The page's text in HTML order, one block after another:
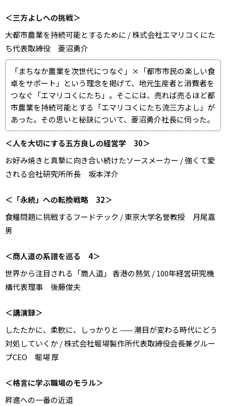
＜三方よしへの挑戦＞
大都市農業を持続可能とするために / 株式会社エマリコくにた
ち代表取締役 菱沼勇介
「まちなか農業を次世代につなぐ」×「都市市民の楽しい食
卓をサポート」という理念を掲げて、地元生産者と消費者を
つなぐ「エマリコくにたち」。そこには、売れば売るほど都
市農業を持続可能とする「エマリコくにたち流三方よし」が
あった。その思いと秘訣について、菱沼勇介社長に伺った。
＜人を大切にする五方良しの経営学 30＞
お好み焼きと真摯に向き合い続けたソースメーカー / 強くて愛
される会社研究所所長 坂本洋介
＜「永続」への転換戦略 32＞
食糧問題に挑戦するフードテック / 東京大学名誉教授 月尾嘉
男
＜商人道の系譜を巡る 4＞
世界から注目される「商人道」―― 香港の熱気 / 100年経営研究機
構代表理事 後藤俊夫
＜講演録＞
したたかに、柔軟に、しっかりと —— 潮目が変わる時代にどう
対処していくか / 株式会社堀場製作所代表取締役会長兼グルー
プCEO 堀場 厚
＜格言に学ぶ職場のモラル＞
昇進への一番の近道